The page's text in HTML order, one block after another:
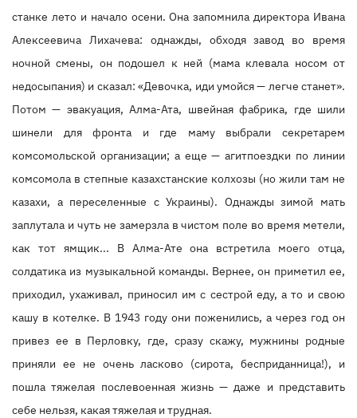
станке лето и начало осени. Она запомнила директора Ивана
Алексеевича Лихачева: однажды, обходя завод во время
ночной смены, он подошел к ней (мама клевала носом от
недосыпания) и сказал: «Девочка, иди умойся — легче станет».
Потом — эвакуация, Алма-Ата, швейная фабрика, где шили
шинели для фронта и где маму выбрали секретарем
комсомольской организации; а еще — агитпоездки по линии
комсомола в степные казахстанские колхозы (но жили там не
казахи, а переселенные с Украины). Однажды зимой мать
заплутала и чуть не замерзла в чистом поле во время метели,
как тот ямщик... В Алма-Ате она встретила моего отца,
солдатика из музыкальной команды. Вернее, он приметил ее,
приходил, ухаживал, приносил им с сестрой еду, а то и свою
кашу в котелке. В 1943 году они поженились, а через год он
привез ее в Перловку, где, сразу скажу, мужнины родные
приняли ее не очень ласково (сирота, бесприданница!), и
пошла тяжелая послевоенная жизнь — даже и представить
себе нельзя, какая тяжелая и трудная.